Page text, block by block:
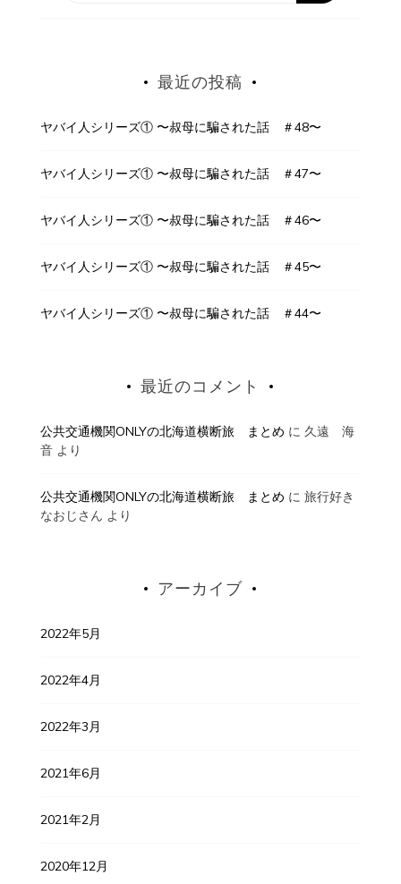
最近の投稿
ヤバイ人シリーズ① 〜叔母に騙された話 ＃48〜
ヤバイ人シリーズ① 〜叔母に騙された話 ＃47〜
ヤバイ人シリーズ① 〜叔母に騙された話 ＃46〜
ヤバイ人シリーズ① 〜叔母に騙された話 ＃45〜
ヤバイ人シリーズ① 〜叔母に騙された話 ＃44〜
最近のコメント
公共交通機関ONLYの北海道横断旅 まとめ に 久遠 海
音より
公共交通機関ONLYの北海道横断旅 まとめ に 旅行好き
なおじさん より
アーカイブ
2022年5月
2022年4月
2022年3月
2021年6月
2021年2月
2020年12月